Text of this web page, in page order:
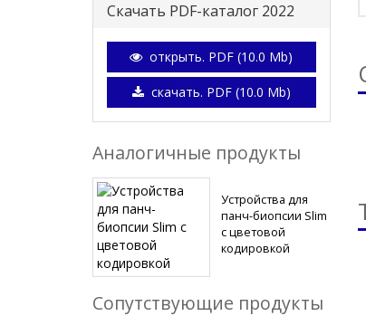
Скачать PDF-каталог 2022
открыть. PDF (10.0 Mb)
скачать. PDF (10.0 Mb)
Аналогичные продукты
Устройства для
панч-биопсии Slim
с цветовой
кодировкой
Сопутствующие продукты